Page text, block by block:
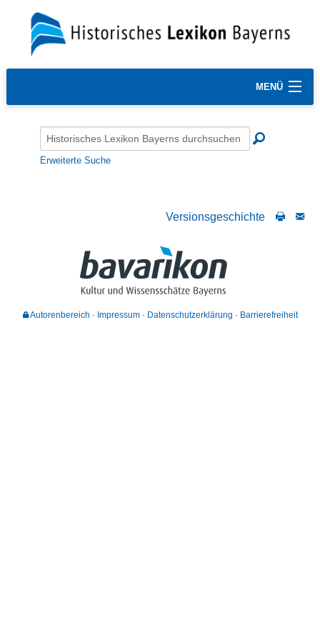
MENÜ
Erweiterte Suche
Versionsgeschichte
Autorenbereich Impressum Datenschutzerklärung Barrierefreiheit